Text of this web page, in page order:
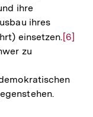
ihre
ihres
einsetzen. Zur
[6]
zu